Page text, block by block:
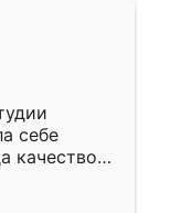
себе
качеством
уже почти